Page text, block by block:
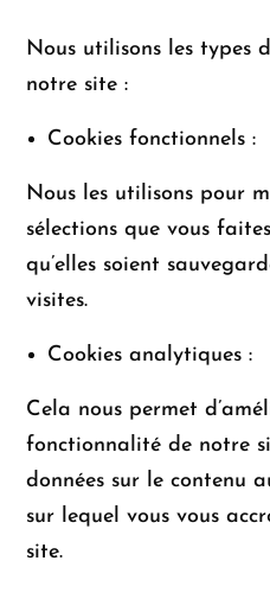
Nous utilisons les types
notre site :
Cookies fonctionnels :
Nous les utilisons pour
sélections que vous
qu’elles soient
visites.
Cookies analytiques :
Cela nous permet
fonctionnalité de notre
données sur le contenu
sur lequel vous vous
site.